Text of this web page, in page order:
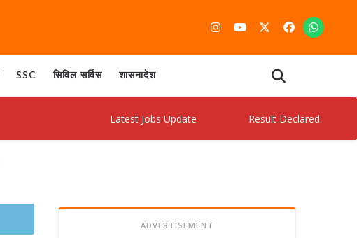
SSC सिविल सर्विस शासनादेश
Latest Jobs Update Result Declared
ADVERTISEMENT